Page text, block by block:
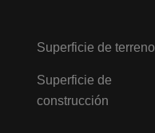
Superficie de terreno
Superficie de
construcción